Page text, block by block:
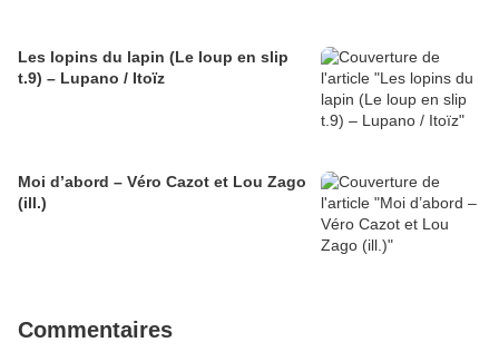
Les lopins du lapin (Le loup en slip
t.9) – Lupano / Itoïz
Moi d’abord – Véro Cazot et Lou Zago
(ill.)
Commentaires